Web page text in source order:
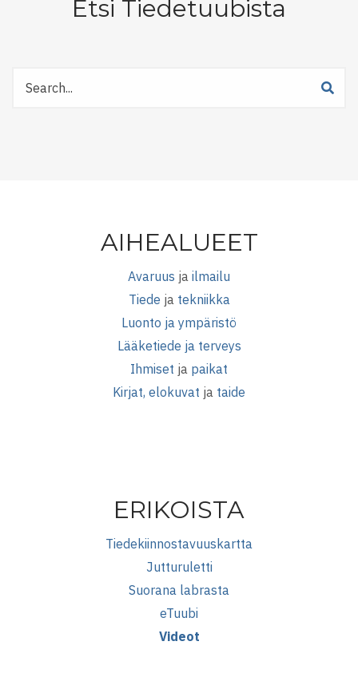
Etsi Tiedetuubista
AIHEALUEET
Avaruus ja ilmailu
Tiede ja tekniikka
Luonto ja ympäristö
Lääketiede ja terveys
Ihmiset ja paikat
Kirjat, elokuvat ja taide
ERIKOISTA
Tiedekiinnostavuuskartta
Jutturuletti
Suorana labrasta
eTuubi
Videot